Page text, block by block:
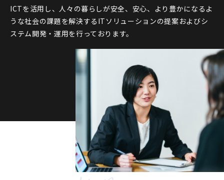
ICTを活用し、人々の暮らしが安全、安心、より豊かになるよ
うな社会の課題を解決するITソリューションの提案およびシ
ステム開発・運用を行っております。